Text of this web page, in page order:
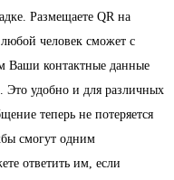
Размещаете QR на
человек сможет с
Ваши контактные данные
Это удобно и для различных
теперь не потеряется
смогут одним
ответить им, если